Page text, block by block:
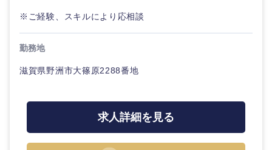
※ご経験、スキルにより応相談
勤務地
滋賀県野洲市大篠原2288番地
求人詳細を見る